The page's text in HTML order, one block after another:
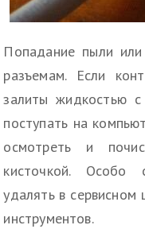
Попадание пыли
разъемам. Если
залиты жидкостью
поступать на
осмотреть и
кисточкой. Особо
удалять в
инструментов.